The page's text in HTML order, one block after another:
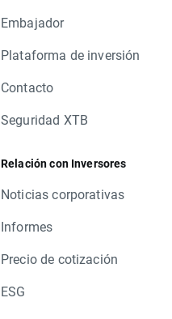
Embajador
Plataforma de inversión
Contacto
Seguridad XTB
Relación con Inversores
Noticias corporativas
Informes
Precio de cotización
ESG